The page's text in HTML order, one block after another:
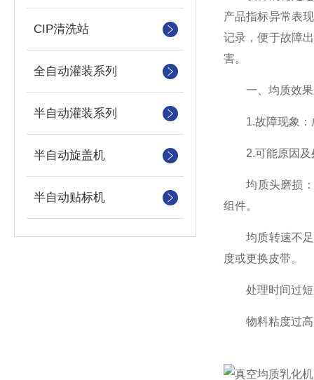
CIP清洗站
全自动灌装系列
半自动灌装系列
半自动旋盖机
半自动贴标机
产品指标异常表
记录，便于故障
害。
一、均质效果
1.故障现象：成
2.可能原因及
均质头磨损：
组件。
均质转速不足
度或更换皮带。
处理时间过短：
物料粘度过高：